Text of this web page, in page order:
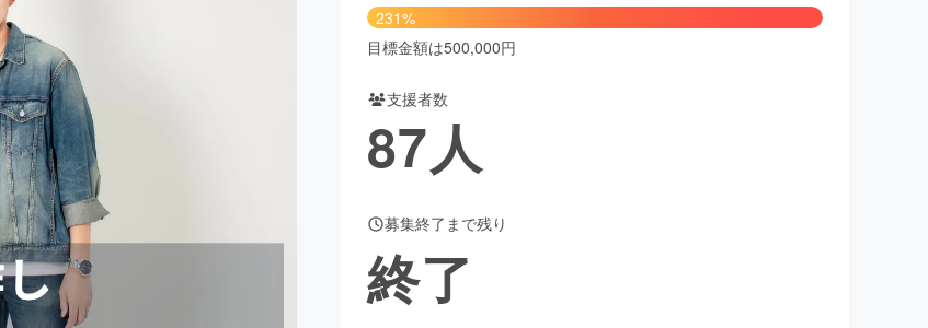
雑誌出版
レンジ ビューティー・ヘルスケア
CAMPFIRE for Social Good
CAMPFIREふるさと納税
231%
目標金額は500,000円
支援者数
87人
募集終了まで残り
終了